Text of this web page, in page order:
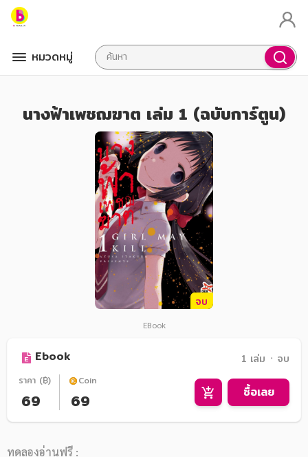
หมวดหมู่
นางฟ้าเพชฌฆาต เล่ม 1 (ฉบับการ์ตูน)
จบ
EBook
Ebook 1 เล่ม ᛫ จบ
ราคา (฿)
69
Coin
69 ซื้อเลย
ทดลองอ่านฟรี :